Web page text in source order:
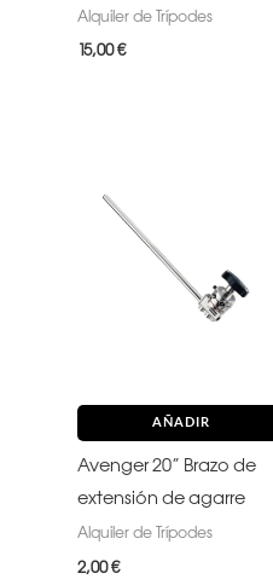
Alquiler de Trípodes
15,00€
AÑADIR
Avenger 20” Brazo de
extensión de agarre
Alquiler de Trípodes
2,00€